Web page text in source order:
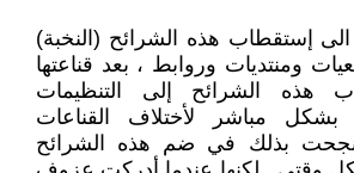
إستقطاب هذه الشرائح (النخبة)
ومنتديات وروابط ، بعد قناعتها
هذه الشرائح إلى التنظيمات
بشكل مباشر لأختلاف القناعات
ونجحت بذلك في ضم هذه الشرائح